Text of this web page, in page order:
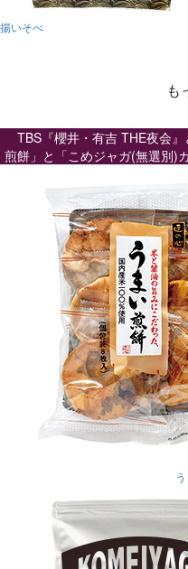
揚いそべ
も
TBS『櫻井・有吉 THE夜会
煎餅」と「こめジャガ(無選別)